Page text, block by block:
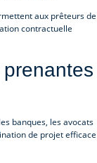
aux prêteurs de
contractuelle
banques, les avocats
de projet efficace